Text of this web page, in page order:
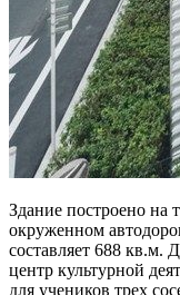
Здание построено на
окруженном
составляет 688 кв.м.
центр культурной
для учеников трех